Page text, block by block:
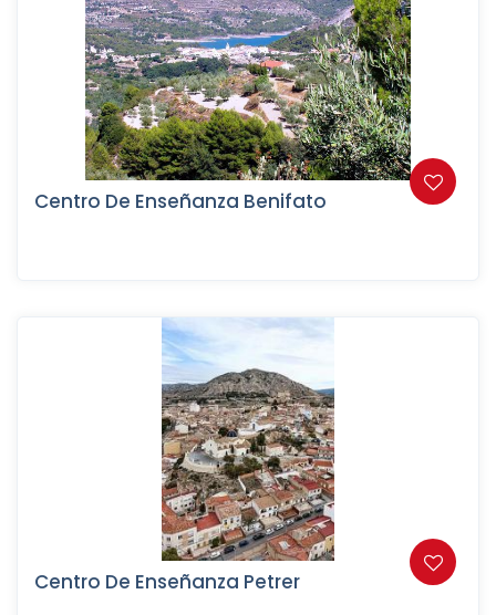
Centro De Enseñanza Benifato
Centro De Enseñanza Petrer